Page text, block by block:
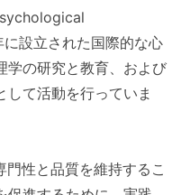
設立された国際的な心
学の研究と教育、および
て活動を行っていま
性と品質を維持するこ